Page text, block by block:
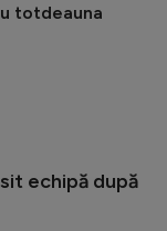
totdeauna
echipă după